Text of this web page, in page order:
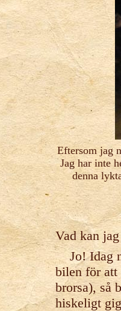
Eftersom jag
Jag har inte
denna
Vad kan
Jo! Idag
bilen för att
brorsa), så
hiskeligt